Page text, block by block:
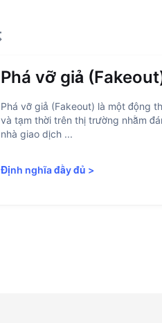
Phá vỡ giả
Phá vỡ giả (Fakeout) là một động
và tạm thời trên thị trường nhằm
nhà giao dịch ...
Định nghĩa đầy đủ >